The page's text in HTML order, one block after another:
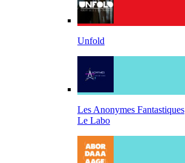
Unfold
Les Anonymes Fantastiques
Le Labo